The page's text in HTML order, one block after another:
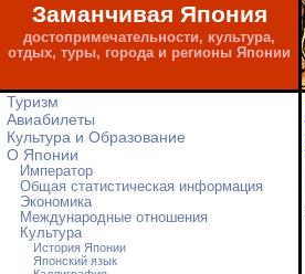
Заманчивая Япония
достопримечательности, культура,
отдых, туры, города и регионы Японии
Туризм
Авиабилеты
Культура и Образование
О Японии
Император
Общая статистическая информация
Экономика
Международные отношения
Культура
История Японии
Японский язык